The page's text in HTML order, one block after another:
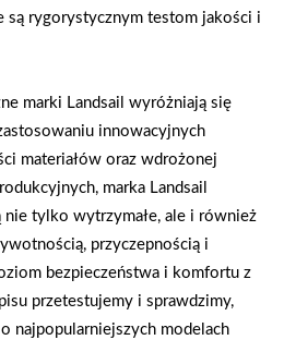
są rygorystycznym testom jakości i
marki Landsail wyróżniają się
innowacyjnych
materiałów oraz wdrożonej
marka Landsail
tylko wytrzymałe, ale i również
przyczepnością i
bezpieczeństwa i komfortu z
przetestujemy i sprawdzimy,
najpopularniejszych modelach